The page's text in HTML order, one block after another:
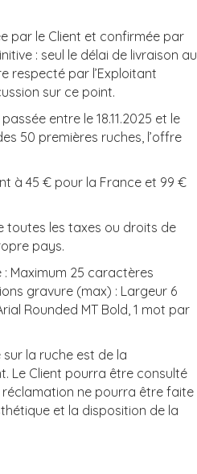
par le Client et confirmée par
: seul le délai de livraison au
respecté par l’Exploitant
sur ce point.
entre le 18.11.2025 et le
50 premières ruches, l’offre
à 45 € pour la France et 99 €
toutes les taxes ou droits de
pays.
25 caractères
gravure (max) : Largeur 6
Rounded MT Bold, 1 mot par
la ruche est de la
Le Client pourra être consulté
réclamation ne pourra être faite
et la disposition de la